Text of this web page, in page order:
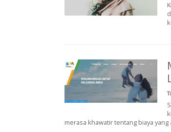
merasa khawatir tentang biaya yang